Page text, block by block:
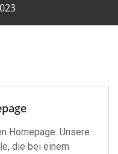
Homepage. Unsere
die bei einem